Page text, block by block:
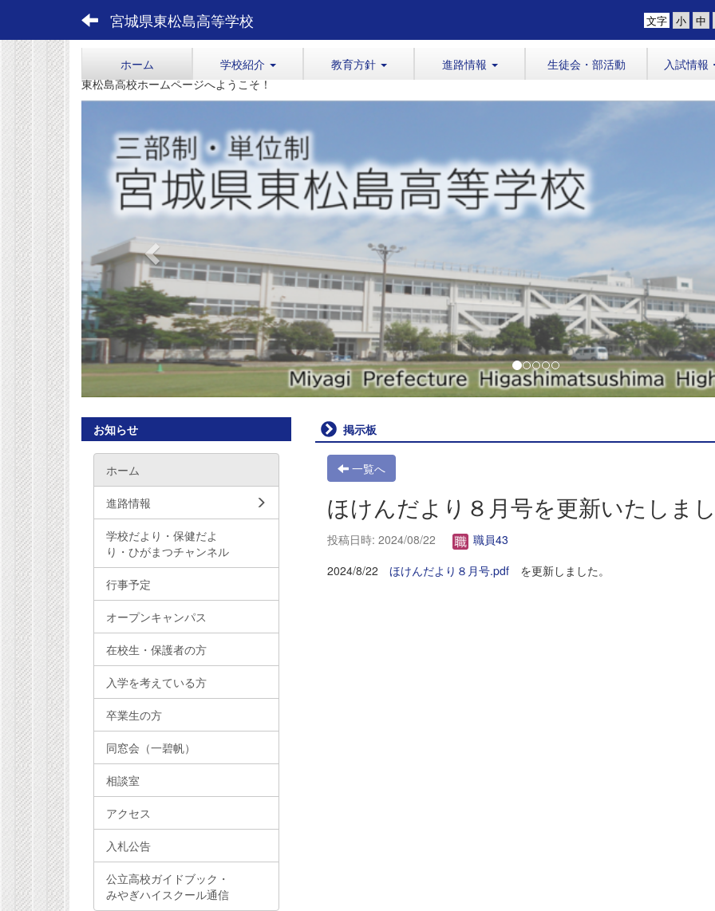
宮城県東松島高等学校 文字
ホーム 学校紹介 教育方針 進路情報 生徒会・部活動
入試情報
東松島高校ホームページへようこそ！
r
e
v
i
o
u
s
掲示板
一覧へ
ほけんだより８月号を更新いたしま
投稿日時: 2024/08/22
職員43
2024/8/22 ほけんだより８月号.pdfを更新しました。
お知らせ
ホーム
進路情報
学校だより・保健だよ
り・ひがまつチャンネル
行事予定
オープンキャンパス
在校生・保護者の方
入学を考えている方
卒業生の方
同窓会（一碧帆）
相談室
アクセス
入札公告
公立高校ガイドブック・
みやぎハイスクール通信